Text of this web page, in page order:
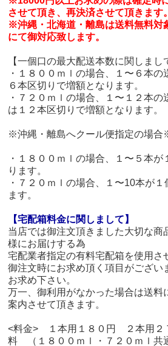
させて頂き、再決済させて頂きます。
※沖縄・北海道・離島は送料無料対
にて御対応致します。
【一個口の最大配送本数に関しまし
・１８００ｍｌの場合、１〜６本
６本区切りで増額となります。
・７２０ｍｌの場合、１〜１２本の
は１２本区切りで増額となります。
※沖縄・離島へクール便指定の場合
・１８００ｍｌの場合、１〜５本
ります。
・７２０ｍｌの場合、１〜10本が
ます。
【宅配箱料金に関しまして】
当店では御注文頂きました大切な商
様にお届けする為
宅配業者指定の有料宅配箱を使用さ
御注文時にお求め頂く項目がござい
お求め下さい。
万一、御利用がなかった場合は送料
案内させて頂きます。
<料金> １本用１８０円 ２本用２
料 （１８００ｍｌ・７２０ｍｌ共